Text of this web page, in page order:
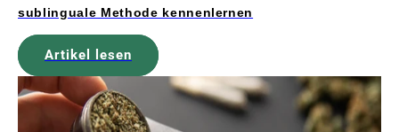
sublinguale Methode kennenlernen
Artikel lesen